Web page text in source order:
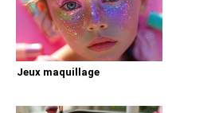
Jeux maquillage